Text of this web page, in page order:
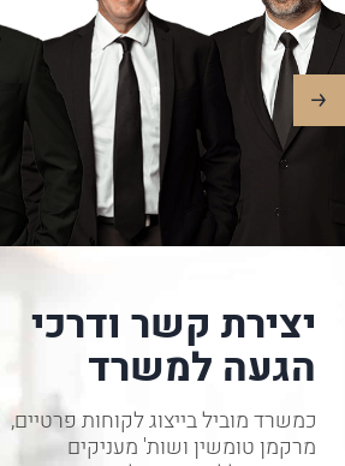
יצירת קשר ודרכי
הגעה למשרד
כמשרד מוביל בייצוג לקוחות פרטיים,
מרקמן טומשין ושות' מעניקים